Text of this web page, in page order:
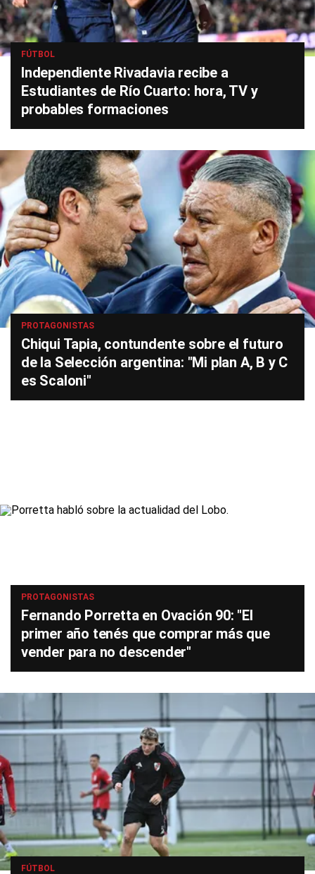
FÚTBOL
Independiente Rivadavia recibe a
Estudiantes de Río Cuarto: hora, TV y
probables formaciones
PROTAGONISTAS
Chiqui Tapia, contundente sobre el futuro
de la Selección argentina: "Mi plan A, B y C
es Scaloni"
PROTAGONISTAS
Fernando Porretta en Ovación 90: "El
primer año tenés que comprar más que
vender para no descender"
FÚTBOL